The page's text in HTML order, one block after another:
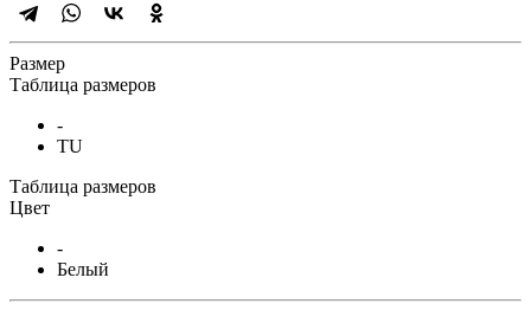
Размер
Таблица размеров
-
TU
Таблица размеров
Цвет
-
Белый